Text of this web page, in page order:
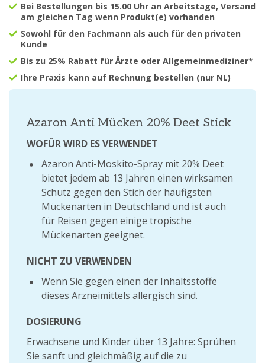
Bei Bestellungen bis 15.00 Uhr an Arbeitstage, Versand
am gleichen Tag wenn Produkt(e) vorhanden
Sowohl für den Fachmann als auch für den privaten
Kunde
Bis zu 25% Rabatt für Ärzte oder Allgemeinmediziner*
Ihre Praxis kann auf Rechnung bestellen (nur NL)
Azaron Anti Mücken 20% Deet Stick
WOFÜR WIRD ES VERWENDET
Azaron Anti-Moskito-Spray mit 20% Deet
bietet jedem ab 13 Jahren einen wirksamen
Schutz gegen den Stich der häufigsten
Mückenarten in Deutschland und ist auch
für Reisen gegen einige tropische
Mückenarten geeignet.
NICHT ZU VERWENDEN
Wenn Sie gegen einen der Inhaltsstoffe
dieses Arzneimittels allergisch sind.
DOSIERUNG
Erwachsene und Kinder über 13 Jahre: Sprühen
Sie sanft und gleichmäßig auf die zu